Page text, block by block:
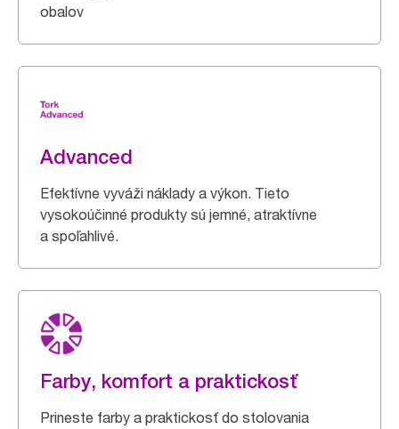
obalov
Advanced
Efektívne vyváži náklady a výkon. Tieto
vysokoúčinné produkty sú jemné, atraktívne
a spoľahlivé.
Farby, komfort a praktickosť
Prineste farby a praktickosť do stolovania